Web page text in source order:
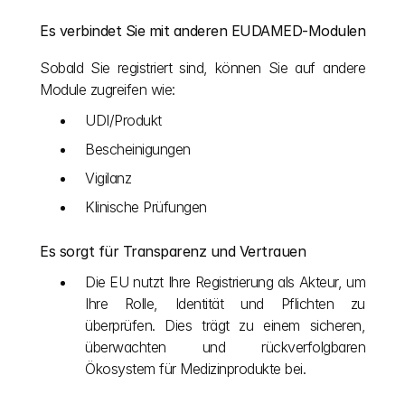
Es verbindet Sie mit anderen EUDAMED-Modulen
Sobald Sie registriert sind, können Sie auf andere
Module zugreifen wie:
UDI/Produkt
Bescheinigungen
Vigilanz
Klinische Prüfungen
Es sorgt für Transparenz und Vertrauen
Die EU nutzt Ihre Registrierung als Akteur, um
Ihre Rolle, Identität und Pflichten zu
überprüfen. Dies trägt zu einem sicheren,
überwachten und rückverfolgbaren
Ökosystem für Medizinprodukte bei.